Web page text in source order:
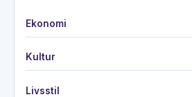
Ekonomi
Kultur
Livsstil